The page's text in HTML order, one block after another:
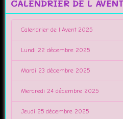
CALENDRIER DE L AVENT
Calendrier de l'Avent 2025
Lundi 22 décembre 2025
Mardi 23 décembre 2025
Mercredi 24 décembre 2025
Jeudi 25 décembre 2025